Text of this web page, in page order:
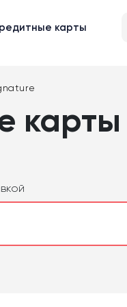
карты
карты